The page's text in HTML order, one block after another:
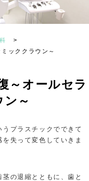
>
ッククラウン～
～オールセラ
ン～
プラスチックでできて
失って変色していきま
の退縮とともに、歯と